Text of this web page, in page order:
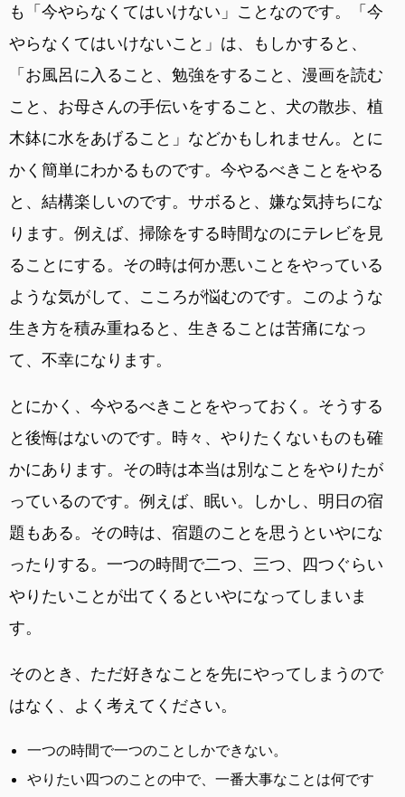
も「今やらなくてはいけない」ことなのです。「今
やらなくてはいけないこと」は、もしかすると、
「お風呂に入ること、勉強をすること、漫画を読む
こと、お母さんの手伝いをすること、犬の散歩、植
木鉢に水をあげること」などかもしれません。とに
かく簡単にわかるものです。今やるべきことをやる
と、結構楽しいのです。サボると、嫌な気持ちにな
ります。例えば、掃除をする時間なのにテレビを見
ることにする。その時は何か悪いことをやっている
ような気がして、こころが悩むのです。このような
生き方を積み重ねると、生きることは苦痛になっ
て、不幸になります。
とにかく、今やるべきことをやっておく。そうする
と後悔はないのです。時々、やりたくないものも確
かにあります。その時は本当は別なことをやりたが
っているのです。例えば、眠い。しかし、明日の宿
題もある。その時は、宿題のことを思うといやにな
ったりする。一つの時間で二つ、三つ、四つぐらい
やりたいことが出てくるといやになってしまいま
す。
そのとき、ただ好きなことを先にやってしまうので
はなく、よく考えてください。
一つの時間で一つのことしかできない。
やりたい四つのことの中で、一番大事なことは何です